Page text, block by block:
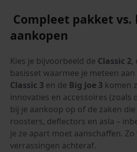
Compleet pakket vs.
aankopen
Kies je bijvoorbeeld de Classic 2,
basisset waarmee je meteen
Classic 3 en de Big Joe 3 komen
innovaties en accessoires (zoals
bij je aankoop op of de zaken
roosters, deflectors en asla –
je ze apart moet aanschaffen.
verrassingen achteraf.